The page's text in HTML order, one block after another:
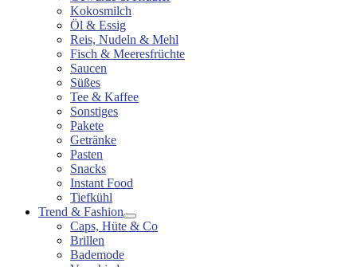
Kokosmilch
Öl & Essig
Reis, Nudeln & Mehl
Fisch & Meeresfrüchte
Saucen
Süßes
Tee & Kaffee
Sonstiges
Pakete
Getränke
Pasten
Snacks
Instant Food
Tiefkühl
Trend & Fashion
Caps, Hüte & Co
Brillen
Bademode